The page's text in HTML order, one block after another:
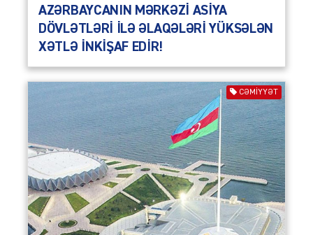
AZƏRBAYCANIN MƏRKƏZİ ASİYA
DÖVLƏTLƏRİ İLƏ ƏLAQƏLƏRİ YÜKSƏLƏN
XƏTLƏ İNKİŞAF EDİR!
CƏMIYYƏT